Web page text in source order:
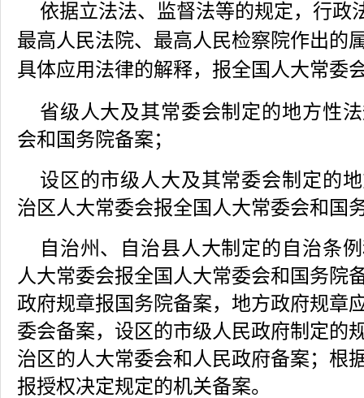
依据立法法、监督法等的规定，行政
最高人民法院、最高人民检察院作出的
具体应用法律的解释，报全国人大常委
省级人大及其常委会制定的地方性
会和国务院备案；
设区的市级人大及其常委会制定的
治区人大常委会报全国人大常委会和国
自治州、自治县人大制定的自治条
人大常委会报全国人大常委会和国务院
政府规章报国务院备案，地方政府规章
委会备案，设区的市级人民政府制定的
治区的人大常委会和人民政府备案；根
报授权决定规定的机关备案。